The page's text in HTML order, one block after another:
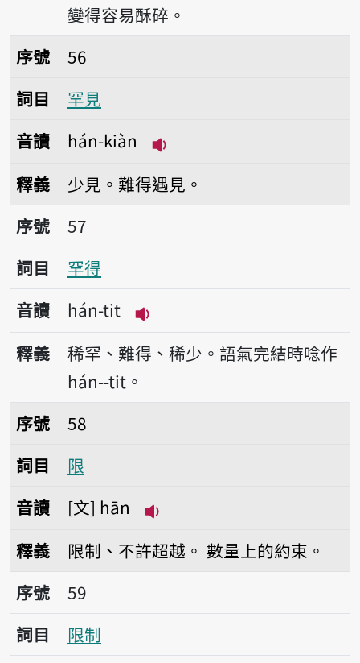
變得容易酥碎。
序號56罕見
序號
56
詞目
罕見
音讀
hán-kiàn
釋義
少見。難得遇見。
序號57罕得
序號
57
詞目
罕得
音讀
hán-tit
播放音讀hán-tit
釋義
稀罕、難得、稀少。語氣完結時唸作
hán--tit。
序號58限
序號
58
詞目
限
音讀
文 hān
釋義 限制、不許超越。 數量上的約束。
序號59限制
序號
59
詞目
限制